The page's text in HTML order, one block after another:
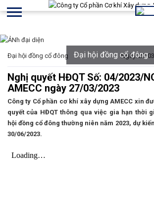
Đại hội đồng cổ đông
Đại hội đồng cổ đông Ngày: 27-
Nghị quyết HĐQT Số: 04/2023/
AMECC ngày 27/03/2023
Công ty Cổ phần cơ khí xây dựng AMECC xin
quyết của HĐQT thông qua việc gia hạn thời
hội đồng cổ đông thường niên năm 2023, dự
30/06/2023.